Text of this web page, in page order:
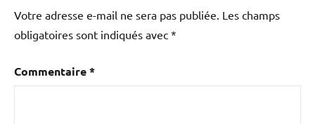
Votre adresse e-mail ne sera pas publiée. Les champs
obligatoires sont indiqués avec *
Commentaire*